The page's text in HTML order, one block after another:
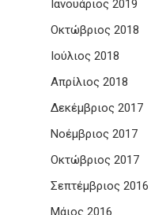
Ιανουάριος 2019
Οκτώβριος 2018
Ιούλιος 2018
Απρίλιος 2018
Δεκέμβριος 2017
Νοέμβριος 2017
Οκτώβριος 2017
Σεπτέμβριος 2016
Μάιος 2016